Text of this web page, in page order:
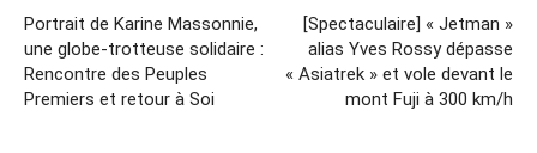
Portrait de Karine Massonnie,
une globe-trotteuse solidaire :
Rencontre des Peuples
Premiers et retour à Soi
[Spectaculaire] « Jetman »
alias Yves Rossy dépasse
« Asiatrek » et vole devant le
mont Fuji à 300 km/h